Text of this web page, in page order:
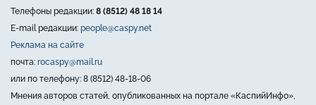
Телефоны редакции: 8 (8512) 48 18 14
E-mail редакции: people@caspy.net
Реклама на сайте
почта: rocaspy@mail.ru
или по телефону: 8 (8512) 48-18-06
Мнения авторов статей, опубликованных на портале «КаспийИнфо»,